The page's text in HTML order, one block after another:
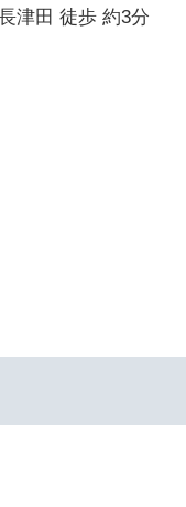
津田 徒歩 約3分